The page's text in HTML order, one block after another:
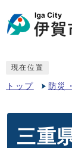
現在位置
トップ 防災
三重